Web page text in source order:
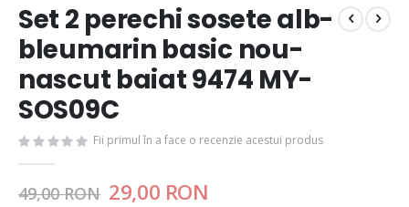
Set 2 perechi sosete alb-
bleumarin basic nou-
nascut baiat 9474 MY-
SOS09C
Fii primul în a face o recenzie acestui produs
49,00 RON 29,00 RON